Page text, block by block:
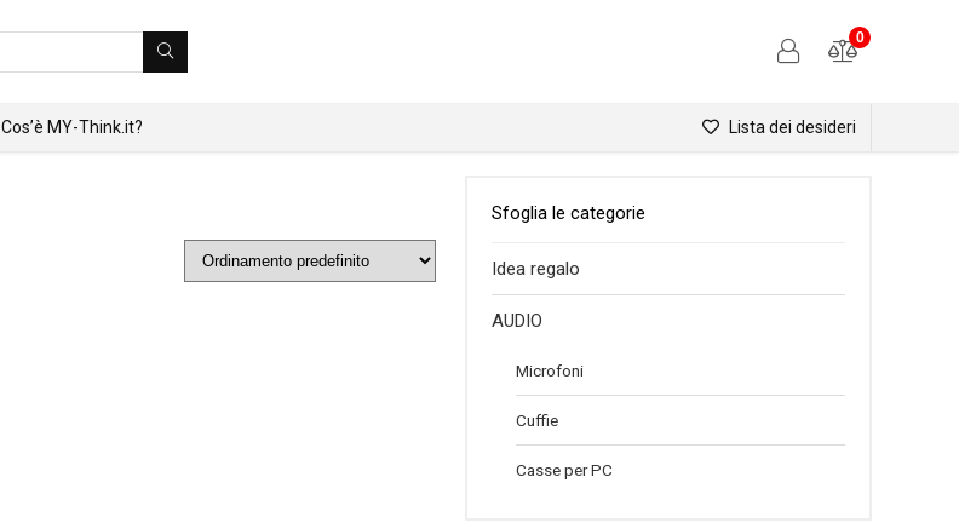
0
Lista dei desideri
Cos’è MY-Think.it?
Sfoglia le categorie
Idea regalo
AUDIO
Microfoni
Cuffie
Casse per PC